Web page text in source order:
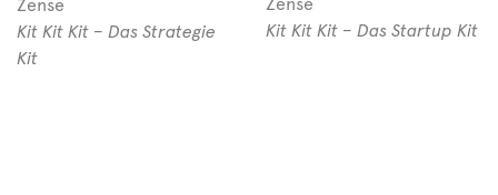
Zense
Kit Kit Kit – Das Strategie
Kit
Kit Kit Kit – Das Startup Kit